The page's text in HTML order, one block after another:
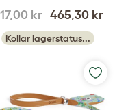
kr 465,30 kr
Kollar lagerstatus...